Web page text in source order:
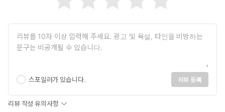
● 글래스고 대학교 Postdoctoral Research Assistant
로터스 F1팀(전 르노 F1팀) CFD Aerodynamicist(2010 ~ 2014)
맥라렌 레이싱 Senior Aerodynamicist(2014 ~ 2022)
스포일러가 있습니다. 리뷰 등록
리뷰 작성 유의사항